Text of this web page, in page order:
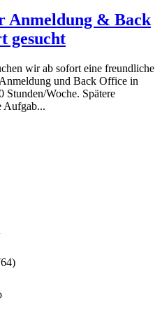
Anmeldung & Back
gesucht
wir ab sofort eine freundliche
und Back Office in
Stunden/Woche. Spätere
Aufgab...
)